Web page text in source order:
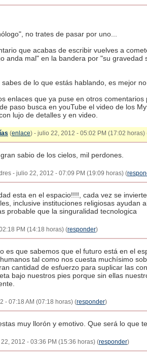
no trates de pasar por uno...
que acabas de escribir vuelves a
anda mal" en la bandera por "su gravedad
sabes de lo que estás hablando, es mejor
enlaces que ya puse en otros
paso busca en youTube el video de los
lujo de detalles y en video.
(enlace) - julio 22, 2012 - 05:02 PM (17:02 horas)
sabio de los cielos, mil perdones.
- julio 22, 2012 - 07:09 PM (19:09 horas) (
esta en el espacio!!!!, cada vez se
inclusive instituciones religiosas ayudan
probable que la singuralidad tecnologica
PM (14:18 horas) (responder)
es que sabemos que el futuro está en el
tal como nos cuesta muchísimo
cantidad de esfuerzo para suplicar las
bajo nuestros pies porque sin ellas
- 07:18 AM (07:18 horas) (responder)
muy llorón y emotivo. Que será lo que
2012 - 03:36 PM (15:36 horas) (responder)